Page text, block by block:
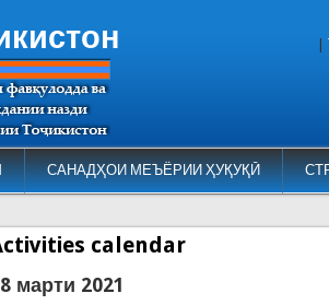
САНАДҲОИ МЕЪЁРИИ ҲУҚУҚӢ
calendar
марти 2021